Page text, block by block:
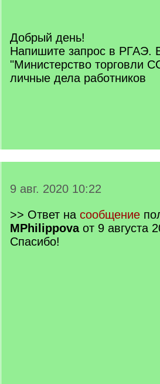
Добрый день!
Напишите запрос в РГАЭ.
"Министерство торговли
личные дела работников
9 авг. 2020 10:22
>> Ответ на сообщение
MPhilippovaот 9 августа
Спасибо!